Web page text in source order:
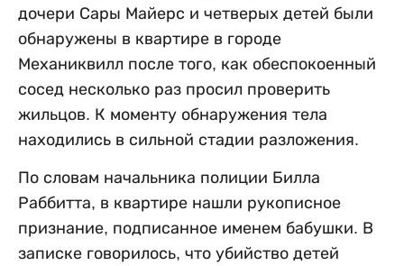
дочери Сары Майерс и четверых детей были
обнаружены в квартире в городе
Механиквилл после того, как обеспокоенный
сосед несколько раз просил проверить
жильцов. К моменту обнаружения тела
находились в сильной стадии разложения.
По словам начальника полиции Билла
Раббитта, в квартире нашли рукописное
признание, подписанное именем бабушки. В
записке говорилось, что убийство детей